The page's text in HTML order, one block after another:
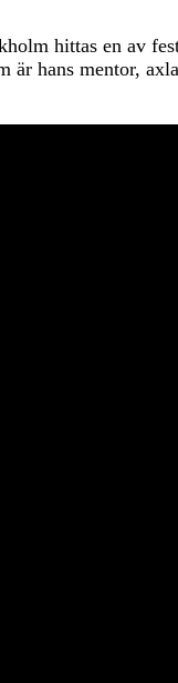
hittas en av
hans mentor,